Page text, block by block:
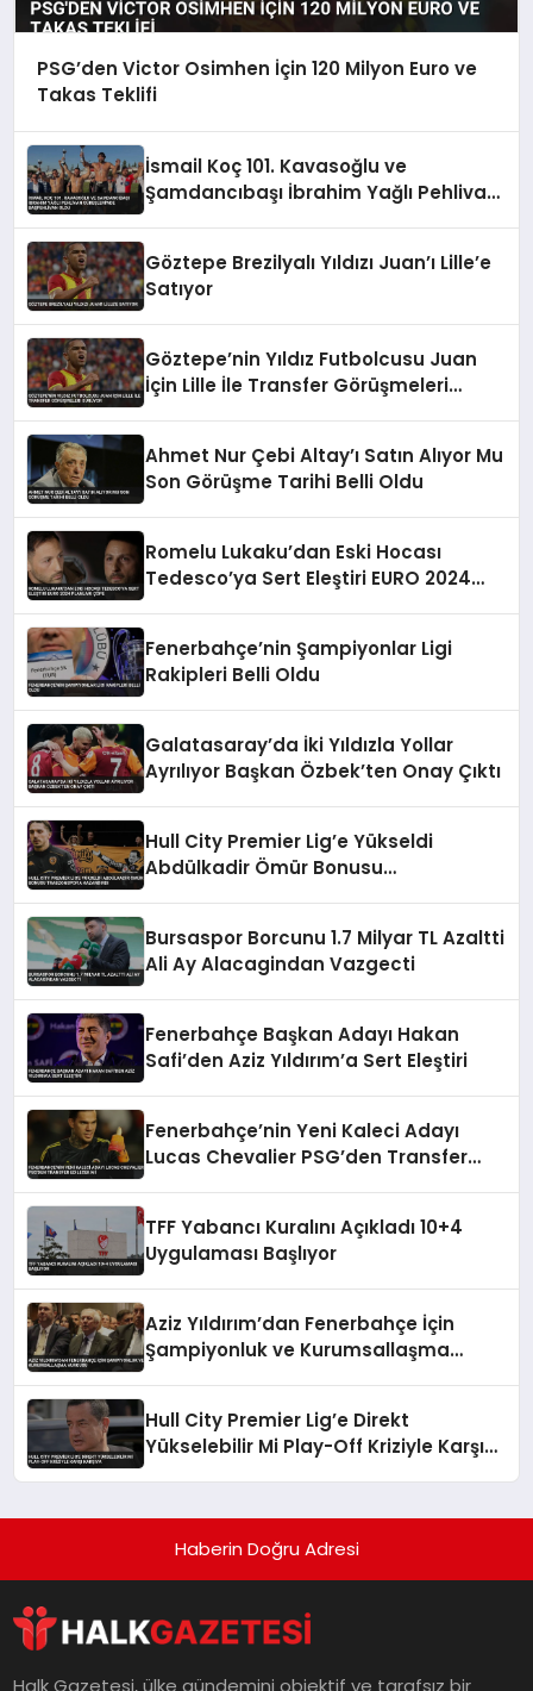
PSG’den Victor Osimhen İçin 120 Milyon Euro ve
Takas Teklifi
İsmail Koç 101. Kavasoğlu ve
Şamdancıbaşı İbrahim Yağlı Pehlivan
Göztepe Brezilyalı Yıldızı Juan’ı Lille’e
Satıyor
Göztepe’nin Yıldız Futbolcusu Juan
İçin Lille İle Transfer Görüşmeleri
Ahmet Nur Çebi Altay’ı Satın Alıyor Mu
Son Görüşme Tarihi Belli Oldu
Romelu Lukaku’dan Eski Hocası
Tedesco’ya Sert Eleştiri EURO 2024
Fenerbahçe’nin Şampiyonlar Ligi
Rakipleri Belli Oldu
Galatasaray’da İki Yıldızla Yollar
Ayrılıyor Başkan Özbek’ten Onay Çıktı
Hull City Premier Lig’e Yükseldi
Abdülkadir Ömür Bonusu
Bursaspor Borcunu 1.7 Milyar TL Azaltti
Ali Ay Alacagindan Vazgecti
Fenerbahçe Başkan Adayı Hakan
Safi’den Aziz Yıldırım’a Sert Eleştiri
Fenerbahçe’nin Yeni Kaleci Adayı
Lucas Chevalier PSG’den Transfer
TFF Yabancı Kuralını Açıkladı 10+4
Uygulaması Başlıyor
Aziz Yıldırım’dan Fenerbahçe İçin
Şampiyonluk ve Kurumsallaşma
Hull City Premier Lig’e Direkt
Yükselebilir Mi Play-Off Kriziyle Karşı
Haberin Doğru Adresi
Halk Gazetesi, ülke gündemini objektif ve tarafsız bir